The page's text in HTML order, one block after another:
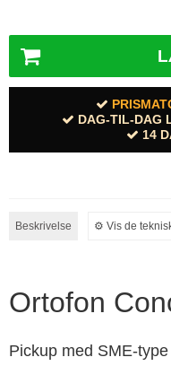
DAG-TIL-DAG
14
Beskrivelse ⚙︎ Vis de
Ortofon
Pickup med SME-